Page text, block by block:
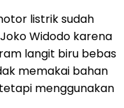
listrik sudah
Widodo karena
langit biru bebas
memakai bahan
menggunakan